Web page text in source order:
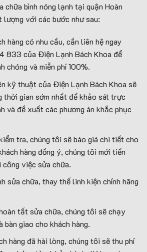
chữa bình nóng lạnh tại quận Hoàn
lượng với các bước như sau:
hàng có nhu cầu, cần liên hệ ngay
của Điện Lạnh Bách Khoa để
chóng và miễn phí 100%.
kỹ thuật của Điện Lạnh Bách Khoa sẽ
thời gian sớm nhất để khảo sát trực
và đề xuất các phương án khắc phục
tra, chúng tôi sẽ báo giá chi tiết cho
hàng đồng ý, chúng tôi mới tiến
công việc sửa chữa.
sửa chữa, thay thế linh kiện chính hãng
tất sửa chữa, chúng tôi sẽ chạy
bàn giao cho khách hàng.
hàng đã hài lòng, chúng tôi sẽ thu phí